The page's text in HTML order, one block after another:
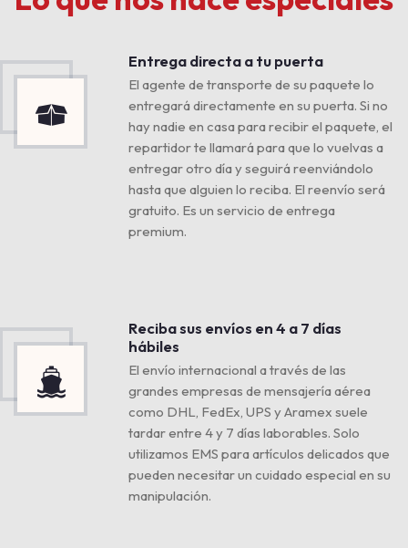
Entrega directa a tu puerta
El agente de transporte de su paquete lo
entregará directamente en su puerta. Si no
hay nadie en casa para recibir el paquete, el
repartidor te llamará para que lo vuelvas a
entregar otro día y seguirá reenviándolo
hasta que alguien lo reciba. El reenvío será
gratuito. Es un servicio de entrega
premium.
Reciba sus envíos en 4 a 7 días
hábiles
El envío internacional a través de las
grandes empresas de mensajería aérea
como DHL, FedEx, UPS y Aramex suele
tardar entre 4 y 7 días laborables. Solo
utilizamos EMS para artículos delicados que
pueden necesitar un cuidado especial en su
manipulación.